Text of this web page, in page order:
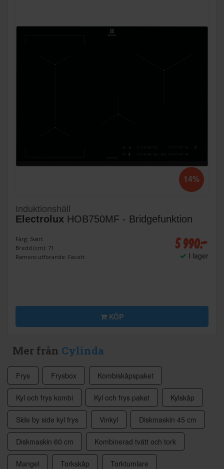
14%
Induktionshäll
Electrolux HOB750MF - Bridgefunktion
Färg: Svart
Bredd (cm): 71
Ramens utförande: Facett
5 990:-
I lager
KÖP
Mer från Cylinda
Frys Frysbox Kombiskåpspaket
Kyl och frys kombi Kyl och frys paket Kylskåp
Side by side kyl frys Vinkyl Diskmaskin 45 cm
Diskmaskin 60 cm Kombinerad tvätt och tork
Mangel Torkskåp Torktumlare